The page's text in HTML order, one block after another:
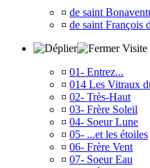
¤ de saint
¤ de saint François
Visite
¤ 01- Entrez...
¤ 014 Les Vitraux
¤ 02- Très-Haut
¤ 03- Frère Soleil
¤ 04- Soeur Lune
¤ 05- ...et les étoiles
¤ 06- Frère Vent
¤ 07- Soeur Eau